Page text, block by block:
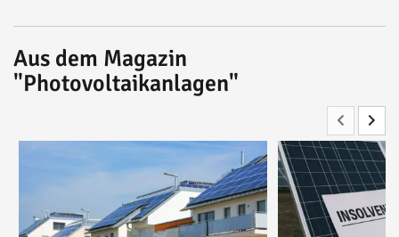
Aus dem Magazin
"Photovoltaikanlagen"